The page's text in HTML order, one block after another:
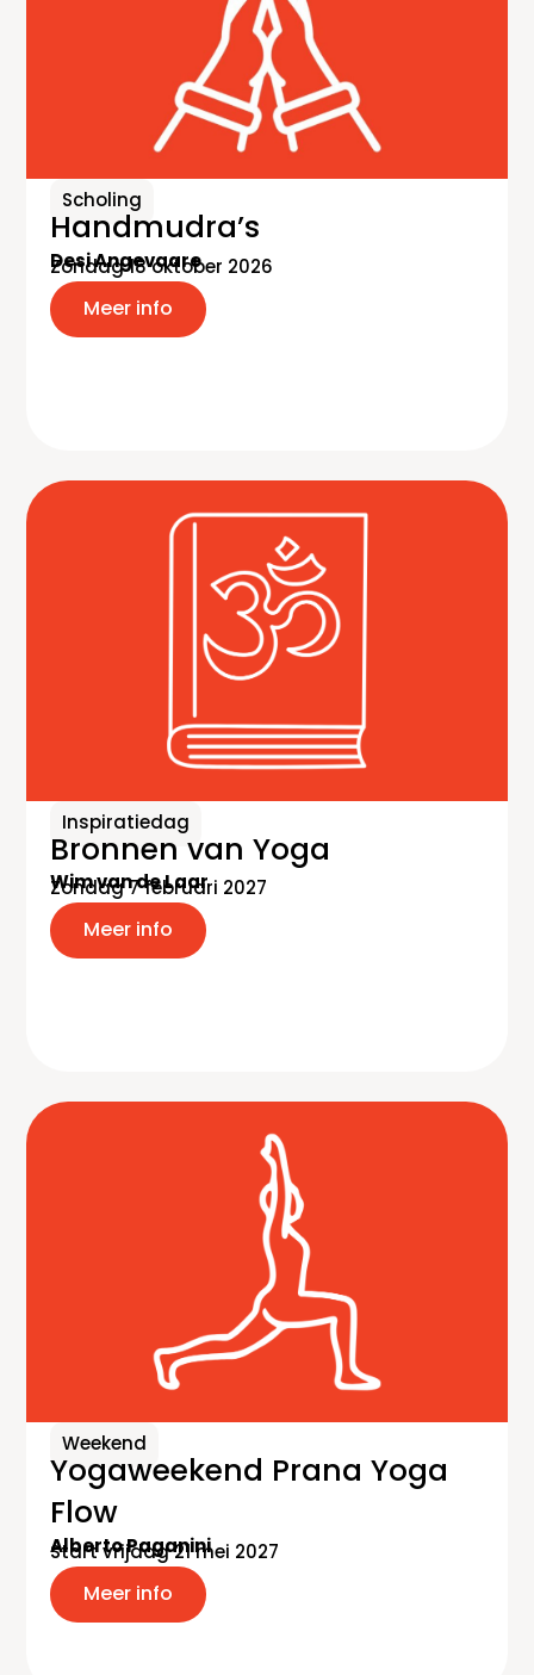
Scholing
Handmudra’s
Desi Angevaare
Zondag 18 oktober 2026
Meer info
Inspiratiedag
Bronnen van Yoga
Wim van de Laar
Zondag 7 februari 2027
Meer info
Weekend
Yogaweekend Prana Yoga
Flow
Alberto Paganini
Start vrijdag 21 mei 2027
Meer info